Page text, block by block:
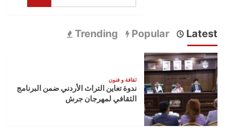
عيد
Latest
Popular
Trending
ثقافة و فنون
ندوة تعاين التراث الأردني ضمن البرنامج
الثقافي لمهرجان جرش